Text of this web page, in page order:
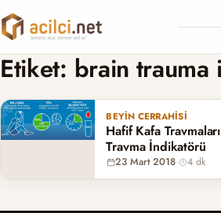
Etiket: brain trauma
BEYIN CERRAHISI
Hafif Kafa
Travma İndikatörü
23 Mart 2018· 4 dk